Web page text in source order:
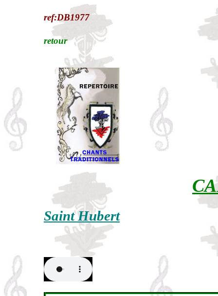
ref:DB1977
retour
Saint Hubert